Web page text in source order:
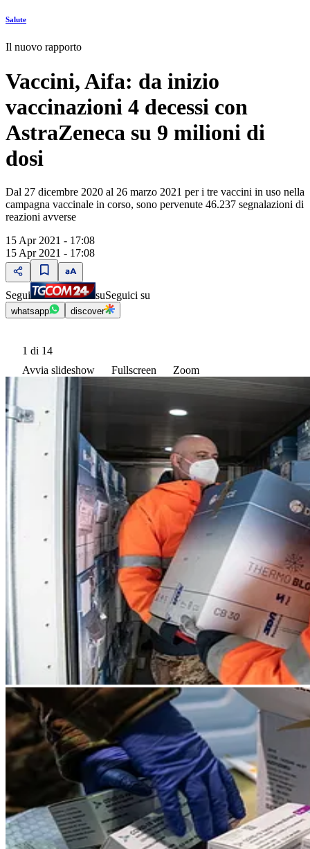
Salute
Il nuovo rapporto
Vaccini, Aifa: da inizio
vaccinazioni 4 decessi con
AstraZeneca su 9 milioni di
dosi
Dal 27 dicembre 2020 al 26 marzo 2021 per i tre vaccini in uso nella
campagna vaccinale in corso, sono pervenute 46.237 segnalazioni di
reazioni avverse
15 Apr 2021 - 17:08
15 Apr 2021 - 17:08
Segui suSeguici su
whatsapp discover
1 di 14
Avvia slideshow
Fullscreen Zoom